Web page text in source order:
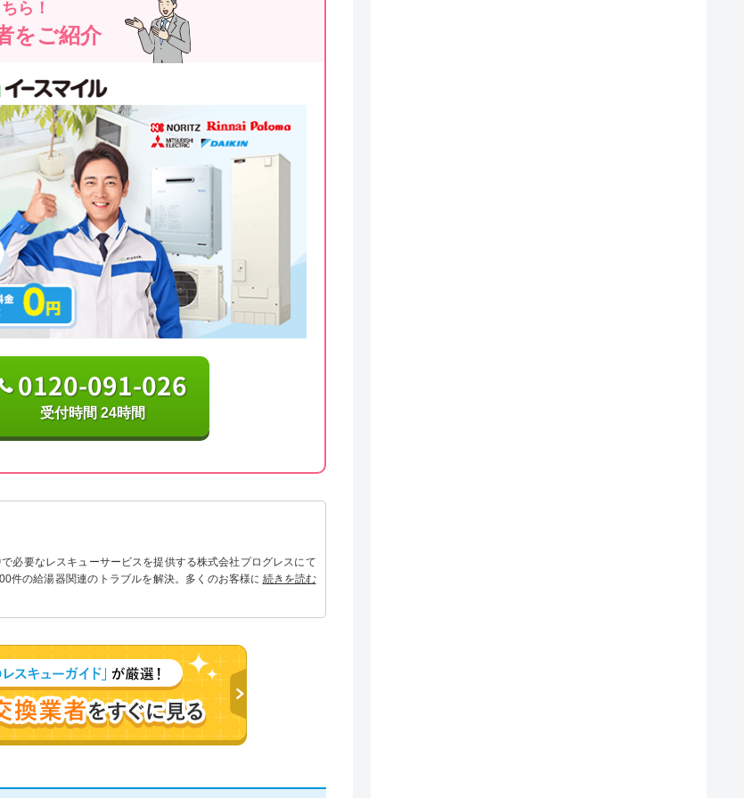
ら！
をご紹介
0120-091-026
受付時間 24時間
要なレスキューサービスを提供する株式会社プログレスにて
件の給湯器関連のトラブルを解決。多くのお客様に信頼される
続きを読む